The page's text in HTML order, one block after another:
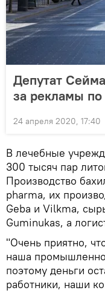
Депутат
за рекламы по
24 апреля 2020, 17:40
В лечебные
300 тысяч пар
Производство
pharma, их
Geba и Vilkma,
Guminukas, а
"Очень приятно,
наша
поэтому деньги
работники, наши